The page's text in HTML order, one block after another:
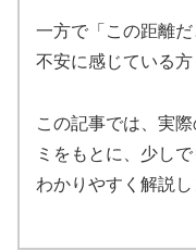
一方で「この距離
不安に感じている方
この記事では、実
ミをもとに、少し
わかりやすく解説し